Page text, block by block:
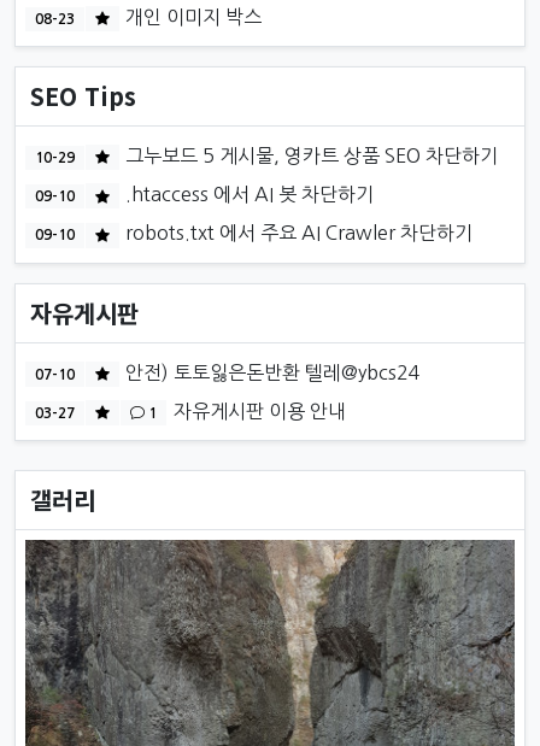
08-23 인기게시물
개인 이미지 박스
SEO Tips
10-29 인기게시물
그누보드 5 게시물, 영카트 상품 SEO 차단하기
09-10 인기게시물
.htaccess 에서 AI 봇 차단하기
09-10 인기게시물
robots.txt 에서 주요 AI Crawler 차단하기
자유게시판
07-10 인기게시물
안전) 토토잃은돈반환 텔레@ybcs24
03-27 인기게시물
1 자유게시판 이용 안내
갤러리